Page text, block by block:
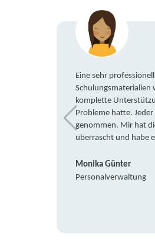
Eine sehr
Schulungsmaterialien
komplette
Probleme hatte.
genommen. Mir hat
überrascht und habe
Monika Günter
Personalverwaltung